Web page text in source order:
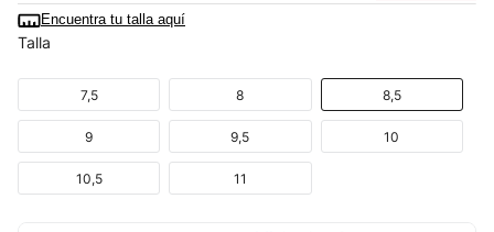
Encuentra tu talla aquí
Talla
8,5
8
7,5
9,5 10
10,5 11
9